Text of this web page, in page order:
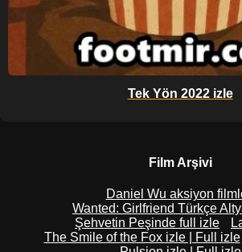
Tek Yön 2022 izle
Film Arşivi
Daniel Wu aksiyon
Wanted: Girlfriend Türkçe
Şehvetin Peşinde full izle
The Smile of the Fox izle | Full izle